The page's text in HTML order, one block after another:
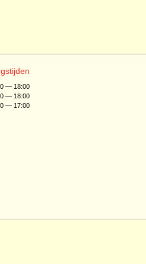
— 18:00
— 18:00
— 17:00